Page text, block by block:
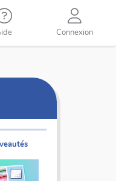
Connexion